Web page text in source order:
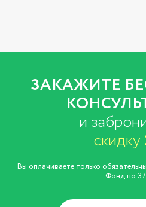
ЗАКАЖИТЕ
и
скидку
Вы оплачиваете только
Фонд по